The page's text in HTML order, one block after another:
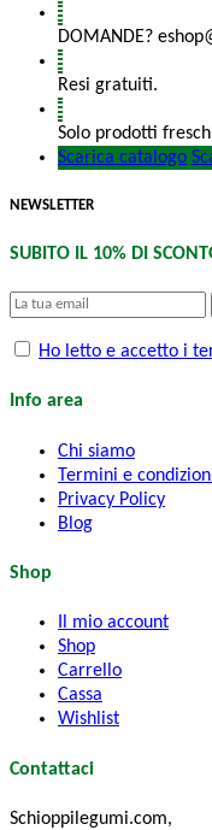
DOMANDE?
Resi gratuiti.
Solo prodotti
Scarica catalogo
NEWSLETTER
SUBITO IL 10% DI
Ho letto e accetto i
Info area
Chi siamo
Termini e
Privacy Policy
Blog
Shop
Il mio account
Shop
Carrello
Cassa
Wishlist
Contattaci
Schioppilegumi.com,